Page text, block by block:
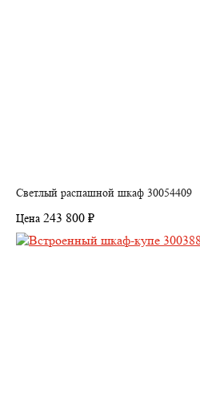
Светлый распашной шкаф 30054409
Цена 243 800 ₽